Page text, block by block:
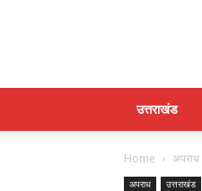
उत्तराखंड
Home अपराध
अपराध उत्तराखंड